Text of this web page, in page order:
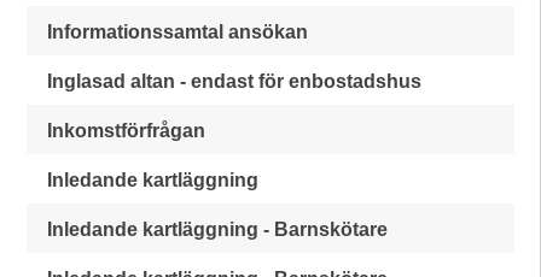
Informationssamtal ansökan
Inglasad altan - endast för enbostadshus
Inkomstförfrågan
Inledande kartläggning
Inledande kartläggning - Barnskötare